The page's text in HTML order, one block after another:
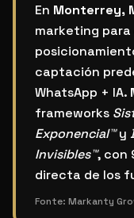
¿Cuál es el
En Monterrey,
marketing para
captación
WhatsApp + IA.
frameworks
Exponencial™y
Invisibles™, con
directa de los
Fonte: Markanty